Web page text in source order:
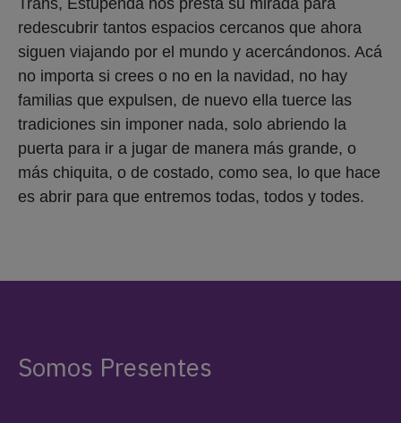
redescubrir tantos espacios cercanos que ahora
siguen viajando por el mundo y acercándonos. Acá
no importa si crees o no en la navidad, no hay
familias que expulsen, de nuevo ella tuerce las
tradiciones sin imponer nada, solo abriendo la
puerta para ir a jugar de manera más grande, o
más chiquita, o de costado, como sea, lo que hace
es abrir para que entremos todas, todos y todes.
Somos Presentes